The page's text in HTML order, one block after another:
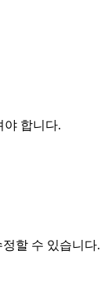
야 합니다.
할 수 있습니다.